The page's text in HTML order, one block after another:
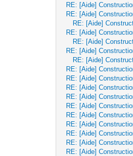
RE: [Aide]
RE: [Aide]
RE: [Aide]
RE: [Aide]
RE: [Aide]
RE: [Aide]
RE: [Aide]
RE: [Aide]
RE: [Aide]
RE: [Aide]
RE: [Aide]
RE: [Aide]
RE: [Aide]
RE: [Aide]
RE: [Aide]
RE: [Aide]
RE: [Aide]